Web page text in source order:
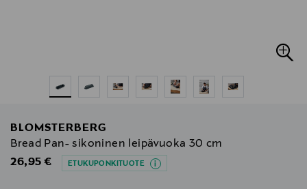
BLOMSTERBERG
Bread Pan- sikoninen leipävuoka 30 cm
Original Price
26,95 € ETUKUPONKITUOTE